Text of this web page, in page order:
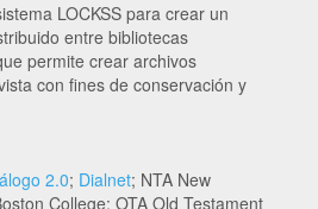
LOCKSS para crear un
entre bibliotecas
permite crear archivos
con fines de conservación y
2.0; Dialnet; NTA New
College; OTA Old Testament